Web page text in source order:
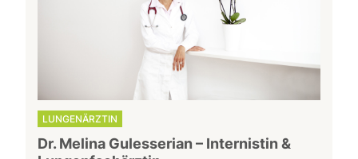
LUNGENÄRZTIN
Dr. Melina Gulesserian – Internistin &